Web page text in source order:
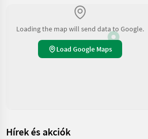
Loading the map will send data to Google.
Load Google Maps
Hírek és akciók